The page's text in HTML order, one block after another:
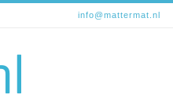
info@mattermat.nl